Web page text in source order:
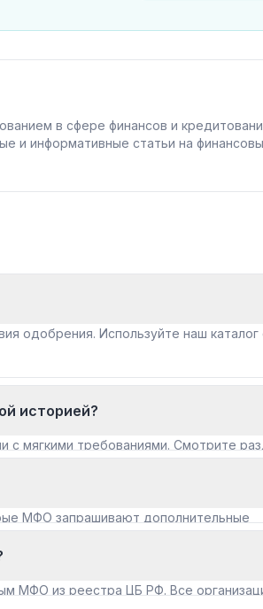
в сфере финансов и
и информативные статьи на
одобрения. Используйте наш каталог
историей?
мягкими требованиями. Смотрите
МФО запрашивают дополнительные
МФО из реестра ЦБ РФ. Все